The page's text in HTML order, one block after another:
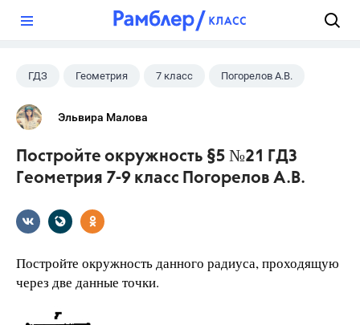
ГДЗ Геометрия 7 класс Погорелов А.В.
Эльвира Малова
Постройте окружность §5 №21 ГДЗ
Геометрия 7-9 класс Погорелов А.В.
Постройте окружность данного радиуса, проходящую
через две данные точки.